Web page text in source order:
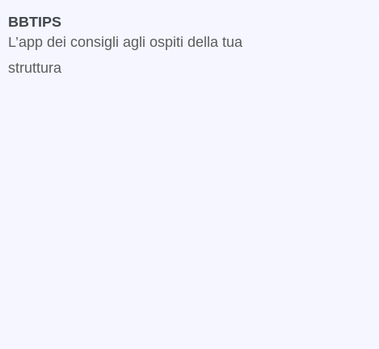
BBTIPS
L’app dei consigli agli ospiti della tua
struttura